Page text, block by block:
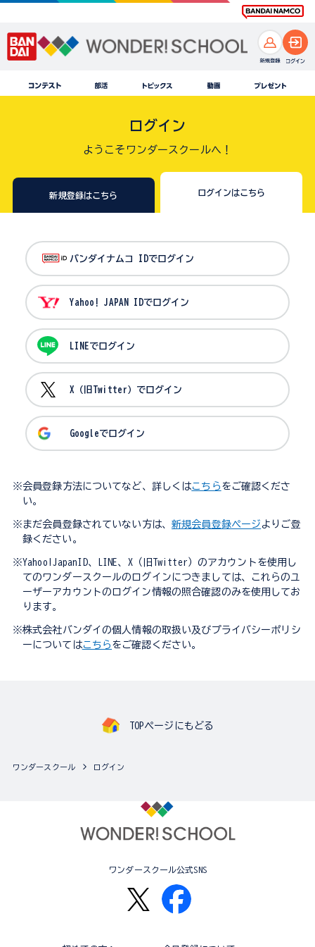
ログイン
ようこそワンダースクールへ！
新規登録はこちら ログインはこちら
バンダイナムコ IDでログイン
Yahoo! JAPAN IDでログイン
LINEでログイン
X（旧Twitter）でログイン
Googleでログイン
※会員登録方法についてなど、詳しくはこちら をご確認くださ
い。
※まだ会員登録されていない方は、 新規会員登録ページ よりご登
録ください。
※Yahoo!JapanID、LINE、X（旧Twitter）のアカウントを使用し
てのワンダースクールのログインにつきましては、これらのユ
ーザーアカウントのログイン情報の照合確認のみを使用してお
ります。
※株式会社バンダイの個人情報の取扱い及びプライバシーポリシ
ーについてはこちら をご確認ください。
TOPページにもどる
ワンダースクール ログイン
ワンダースクール公式SNS